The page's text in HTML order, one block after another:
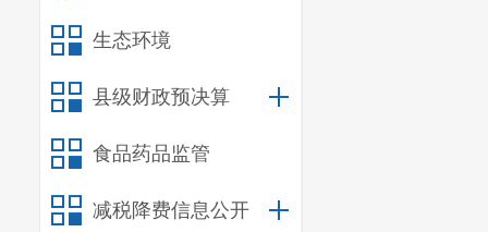
生态环境
县级财政预决算
食品药品监管
减税降费信息公开